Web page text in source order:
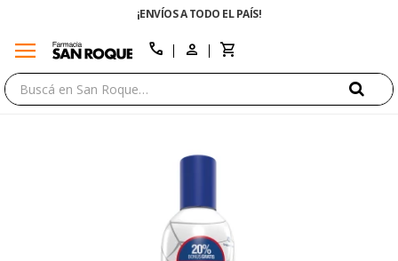
¡ENVÍOS A TODO EL PAÍS!
menu call
close